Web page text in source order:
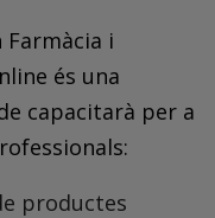
Farmàcia i
és una
capacitarà per a
productes